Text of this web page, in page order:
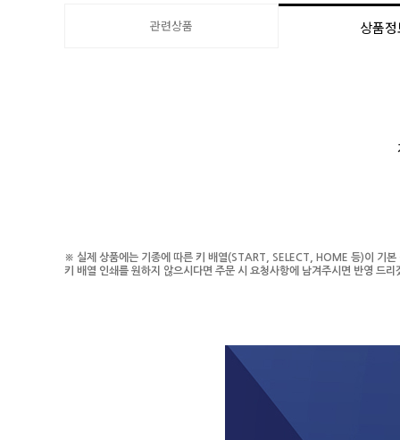
관련상품 상품
※ 실제 상품에는 기종에 따른 키 배열(START, SELECT, HOME 등)이 기본
키 배열 인쇄를 원하지 않으시다면 주문 시 요청사항에 남겨주시면 반영 드리